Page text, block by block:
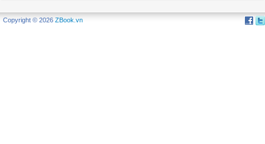
Copyright © 2026 ZBook.vn